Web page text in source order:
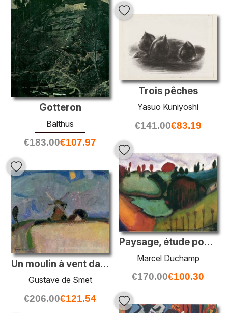
Gotteron
Balthus
€183.00€107.97
Trois pêches
Yasuo Kuniyoshi
€141.00€83.19
Paysage, étude pour «paradis»
Marcel Duchamp
€170.00€100.30
Un moulin à vent dans un paysage, het goboi
Gustave de Smet
€206.00€121.54